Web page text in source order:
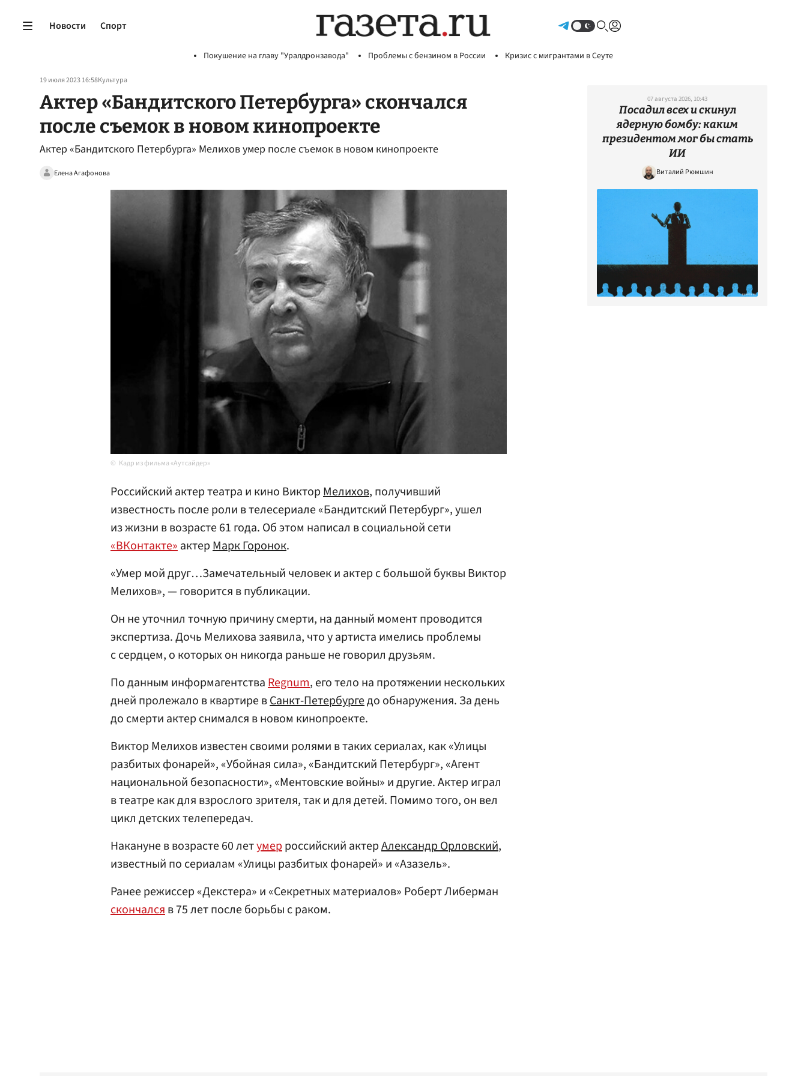
Новости Спорт
Покушение на главу "Уралдронзавода" Проблемы с бензином в России Кризис с мигрантами в Сеуте
19 июля 2023 16:58Культура
Актер «Бандитского Петербурга» скончался
после съемок в новом кинопроекте
Актер «Бандитского Петербурга» Мелихов умер после съемок в новом кинопроекте
Елена Агафонова
Кадр из фильма «Аутсайдер»
Российский актер театра и кино ВикторМелихов, получивший
известность после роли в телесериале «Бандитский Петербург», ушел
из жизни в возрасте 61 года. Об этом написал в социальной сети
«ВКонтакте»актерМарк Горонок.
«Умер мой друг…Замечательный человек и актер с большой буквы Виктор
Мелихов», — говорится в публикации.
Он не уточнил точную причину смерти, на данный момент проводится
экспертиза. Дочь Мелихова заявила, что у артиста имелись проблемы
с сердцем, о которых он никогда раньше не говорил друзьям.
По данным информагентстваRegnum, его тело на протяжении нескольких
дней пролежало в квартире вСанкт-Петербургедо обнаружения. За день
до смерти актер снимался в новом кинопроекте.
Виктор Мелихов известен своими ролями в таких сериалах, как «Улицы
разбитых фонарей», «Убойная сила», «Бандитский Петербург», «Агент
национальной безопасности», «Ментовские войны» и другие. Актер играл
в театре как для взрослого зрителя, так и для детей. Помимо того, он вел
цикл детских телепередач.
Накануне в возрасте 60 летумерроссийский актерАлександр Орловский,
известный по сериалам «Улицы разбитых фонарей» и «Азазель».
Ранее режиссер «Декстера» и «Секретных материалов» Роберт Либерман
скончалсяв 75 лет после борьбы с раком.
07 августа 2026, 10:43
Посадил всех и скинул
ядерную бомбу: каким
президентом мог бы стать
ИИ
Виталий Рюмшин